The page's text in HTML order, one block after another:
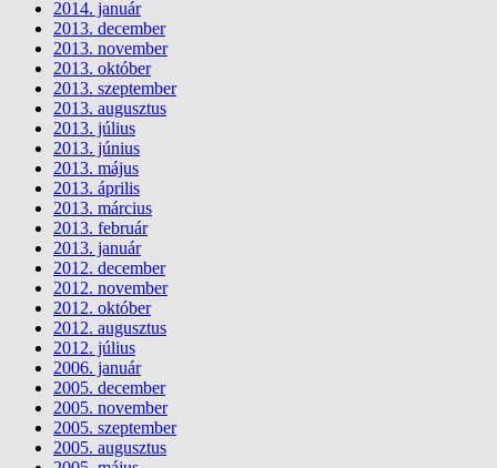
2014. január
2013. december
2013. november
2013. október
2013. szeptember
2013. augusztus
2013. július
2013. június
2013. május
2013. április
2013. március
2013. február
2013. január
2012. december
2012. november
2012. október
2012. augusztus
2012. július
2006. január
2005. december
2005. november
2005. szeptember
2005. augusztus